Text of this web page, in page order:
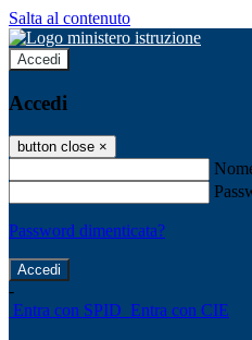
Salta al contenuto
Accedi
Accedi
button close ×
Password dimenticata?
-
Entra con SPID Entra con CIE